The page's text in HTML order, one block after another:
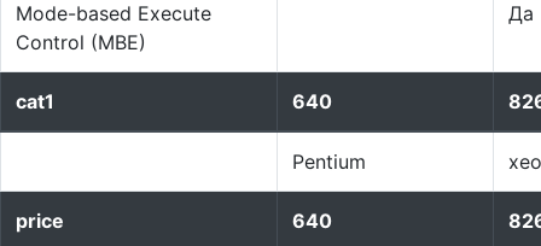
Mode-based Execute
Control (MBE)
Да
cat1 640
Pentium
price 640